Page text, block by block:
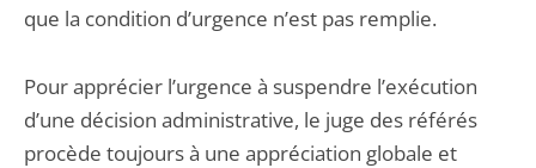
que la condition d’urgence n’est pas remplie.
Pour apprécier l’urgence à suspendre l’exécution
d’une décision administrative, le juge des référés
procède toujours à une appréciation globale et